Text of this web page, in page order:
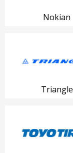
Nokian
Triangle